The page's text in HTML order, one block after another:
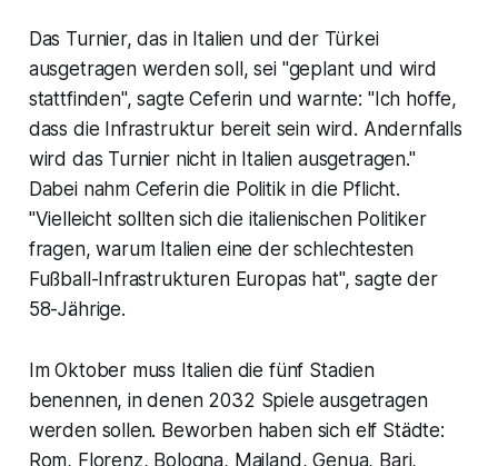
Das Turnier, das in Italien und der Türkei
ausgetragen werden soll, sei "geplant und wird
stattfinden", sagte Ceferin und warnte: "Ich hoffe,
dass die Infrastruktur bereit sein wird. Andernfalls
wird das Turnier nicht in Italien ausgetragen."
Dabei nahm Ceferin die Politik in die Pflicht.
"Vielleicht sollten sich die italienischen Politiker
fragen, warum Italien eine der schlechtesten
Fußball-Infrastrukturen Europas hat", sagte der
58-Jährige.
Im Oktober muss Italien die fünf Stadien
benennen, in denen 2032 Spiele ausgetragen
werden sollen. Beworben haben sich elf Städte:
Rom, Florenz, Bologna, Mailand, Genua, Bari,